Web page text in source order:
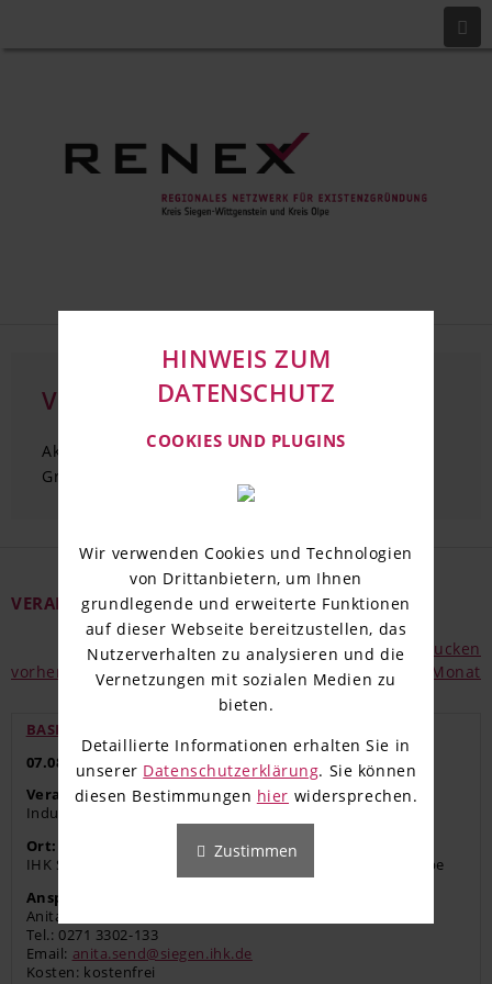
VERANSTALTUNGEN
Aktuelle Veranstaltungen und Seminare des
Gründernetzwerkes RENEX.
Drucken
VERANSTALTUNGEN IM AUGUST 2026
vorheriger Monat nächster Monat
BASISSEMINAR EXISTENZGRÜNDUNG IN OLPE
07.08.2026
- 09:00 - 13:30 Uhr
Veranstalter:
Industrie- und Handelskammer Siegen
Ort:
IHK Siegen, Geschäftsstelle Olpe, In der Trift 11, 57462 Olpe
Ansprechpartner:
Anita Send
Tel.: 0271 3302-133
Email: anita.send@siegen.ihk.de
Kosten: kostenfrei
HINWEIS ZUM
DATENSCHUTZ
COOKIES UND PLUGINS
Wir verwenden Cookies und Technologien
von Drittanbietern, um Ihnen
grundlegende und erweiterte Funktionen
auf dieser Webseite bereitzustellen, das
Nutzerverhalten zu analysieren und die
Vernetzungen mit sozialen Medien zu
bieten.
Detaillierte Informationen erhalten Sie in
unserer Datenschutzerklärung. Sie können
diesen Bestimmungen hier widersprechen.
Zustimmen